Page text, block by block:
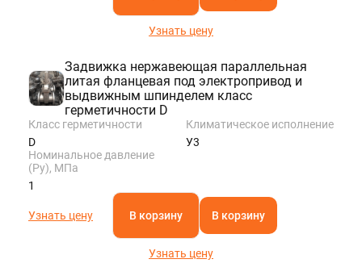
Узнать цену
Задвижка нержавеющая параллельная
литая фланцевая под электропривод и
выдвижным шпинделем класс
герметичности D
Класс герметичности
D
Климатическое исполнение
У3
Номинальное давление
(Ру), МПа
1
Узнать цену В корзину В корзину
Узнать цену